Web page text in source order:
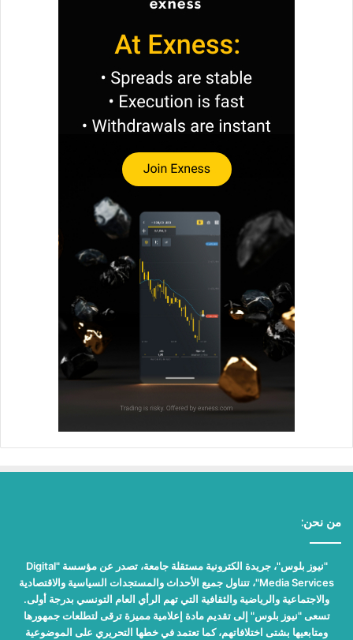
من نحن:
"نيوز بلوس"، جريدة الكترونية مستقلة جامعة، تصدر عن مؤسسة "Digital
Media Services"، تتناول جميع الأحداث والمستجدات السياسية والاقتصادية
والاجتماعية والرياضية والثقافية التي تهم الرأي العام التونسي بدرجة أولى.
تسعى "نيوز بلوس" إلى تقديم مادة إعلامية مميزة ترقى لتطلعات جمهورها
ومتابعيها بشتى اختلافاتهم، كما تعتمد في خطها التحريري على الموضوعية